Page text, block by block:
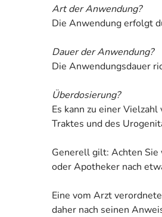
Art der Anwendung?
Die Anwendung erfolgt
Dauer der Anwendung?
Die Anwendungsdauer
Überdosierung?
Es kann zu einer
Traktes und des
Generell gilt: Achten Sie
oder Apotheker nach
Eine vom Arzt
daher nach seinen